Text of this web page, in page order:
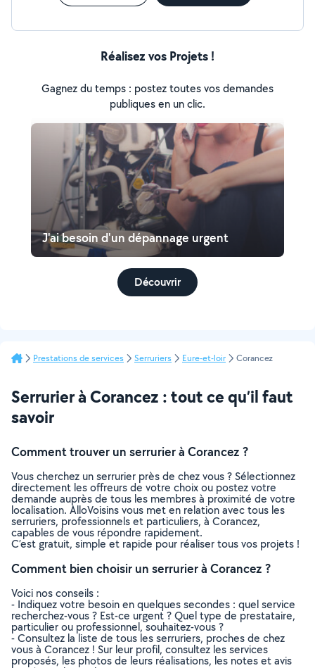
Réalisez vos Projets !
Gagnez du temps : postez toutes vos demandes
publiques en un clic.
J'ai besoin d'un dépannage urgent
Découvrir
Prestations de services Serruriers Eure-et-loir Corancez
Serrurier à Corancez : tout ce qu’il faut
savoir
Comment trouver un serrurier à Corancez ?
Vous cherchez un serrurier près de chez vous ? Sélectionnez
directement les offreurs de votre choix ou postez votre
demande auprès de tous les membres à proximité de votre
localisation. AlloVoisins vous met en relation avec tous les
serruriers, professionnels et particuliers, à Corancez,
capables de vous répondre rapidement.
C’est gratuit, simple et rapide pour réaliser tous vos projets !
Comment bien choisir un serrurier à Corancez ?
Voici nos conseils :
- Indiquez votre besoin en quelques secondes : quel service
recherchez-vous ? Est-ce urgent ? Quel type de prestataire,
particulier ou professionnel, souhaitez-vous ?
- Consultez la liste de tous les serruriers, proches de chez
vous à Corancez ! Sur leur profil, consultez les services
proposés, les photos de leurs réalisations, les notes et avis